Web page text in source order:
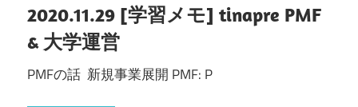
2020.11.29 [学習メモ] tinapre PMF
& 大学運営
PMFの話 新規事業展開 PMF: P